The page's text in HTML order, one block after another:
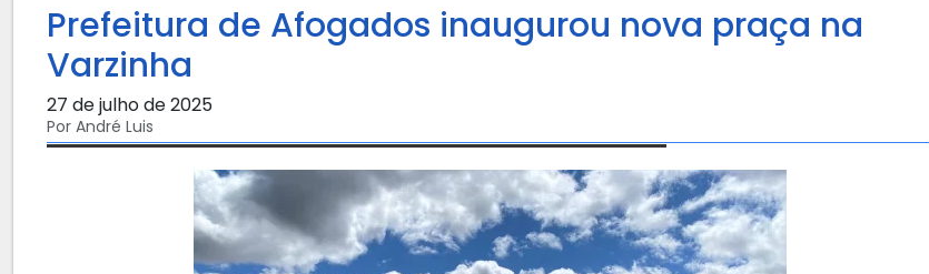
Prefeitura de Afogados inaugurou nova praça na
Varzinha
27 de julho de 2025
Por André Luis